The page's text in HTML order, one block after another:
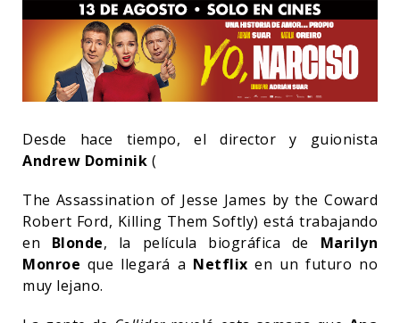
Desde hace tiempo, el director y guionista
Andrew Dominik (
The Assassination of Jesse James by the Coward
Robert Ford, Killing Them Softly) está trabajando
en Blonde, la película biográfica de Marilyn
Monroe que llegará a Netflix en un futuro no
muy lejano.